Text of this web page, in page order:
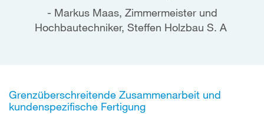
Markus Maas, Zimmermeister und
Hochbautechniker, Steffen Holzbau S. A
Grenzüberschreitende Zusammenarbeit und
kundenspezifische Fertigung